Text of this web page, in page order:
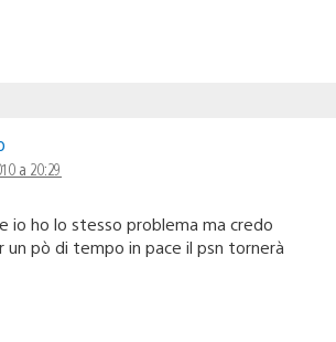
a 20:29
io ho lo stesso problema ma credo
un pò di tempo in pace il psn tornerà